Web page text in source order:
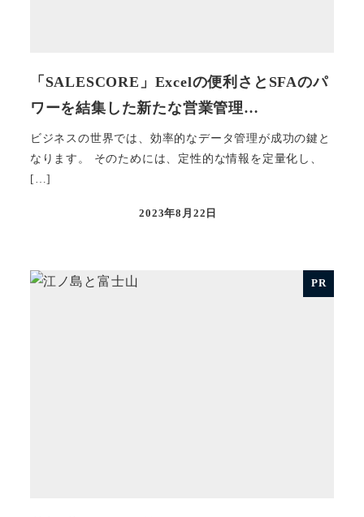
「SALESCORE」Excelの便利さとSFAのパ
ワーを結集した新たな営業管理…
ビジネスの世界では、効率的なデータ管理が成功の鍵と
なります。 そのためには、定性的な情報を定量化し、
[…]
投稿日
2023年8月22日
PR